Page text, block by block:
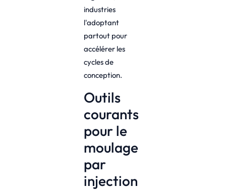
industries
l'adoptant
partout pour
accélérer les
cycles de
conception.
Outils
courants
pour le
moulage
par
injection